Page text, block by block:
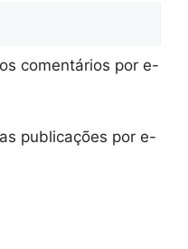
comentários por e-
publicações por e-